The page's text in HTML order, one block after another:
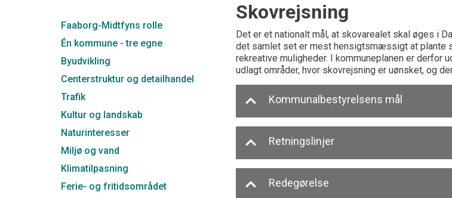
Faaborg-Midtfyns rolle
Én kommune - tre egne
Byudvikling
Centerstruktur og detailhandel
Trafik
Kultur og landskab
Naturinteresser
Miljø og vand
Klimatilpasning
Ferie- og fritidsområdet
Skovrejsning
Det er et nationalt mål, at skovarealet skal øges i
det samlet set er mest hensigtsmæssigt at plante
rekreative muligheder. I kommuneplanen er derfor
udlagt områder, hvor skovrejsning er uønsket, og
Kommunalbestyrelsens mål
Retningslinjer
Redegørelse